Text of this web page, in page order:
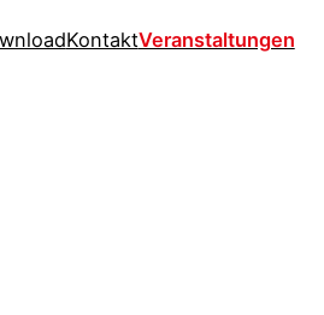
KontaktVeranstaltungen